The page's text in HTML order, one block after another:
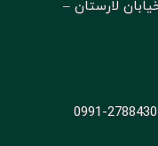
لارستان –
0991-